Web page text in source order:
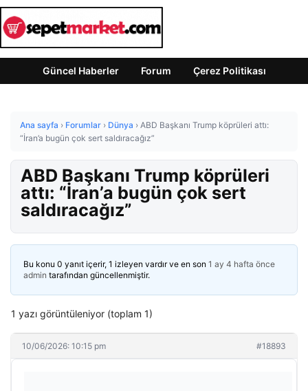
Güncel Haberler Forum Çerez Politikası
Ana sayfa › Forumlar › Dünya › ABD Başkanı Trump köprüleri attı:
“İran’a bugün çok sert saldıracağız”
ABD Başkanı Trump köprüleri
attı: “İran’a bugün çok sert
saldıracağız”
Bu konu 0 yanıt içerir, 1 izleyen vardır ve en son 1 ay 4 hafta önce
admin tarafından güncellenmiştir.
1 yazı görüntüleniyor (toplam 1)
10/06/2026: 10:15 pm #18893